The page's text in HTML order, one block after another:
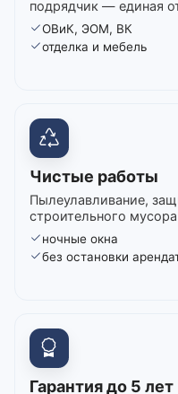
подрядчик — единая
ОВиК, ЭОМ, ВК
отделка и мебель
Чистые работы
Пылеулавливание,
строительного
ночные окна
без остановки
Гарантия до 5 лет